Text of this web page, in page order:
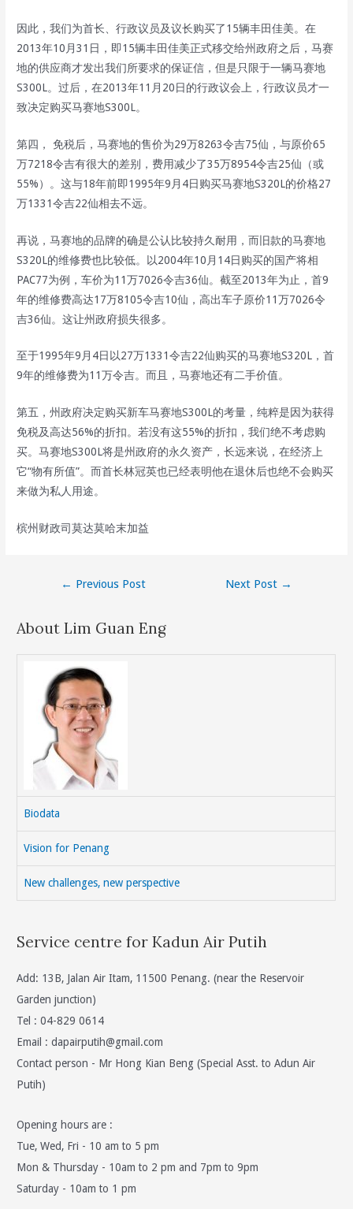
因此，我们为首长、行政议员及议长购买了15辆丰田佳美。在
2013年10月31日，即15辆丰田佳美正式移交给州政府之后，马赛
地的供应商才发出我们所要求的保证信，但是只限于一辆马赛地
S300L。过后，在2013年11月20日的行政议会上，行政议员才一
致决定购买马赛地S300L。
第四， 免税后，马赛地的售价为29万8263令吉75仙，与原价65
万7218令吉有很大的差别，费用减少了35万8954令吉25仙（或
55%）。这与18年前即1995年9月4日购买马赛地S320L的价格27
万1331令吉22仙相去不远。
再说，马赛地的品牌的确是公认比较持久耐用，而旧款的马赛地
S320L的维修费也比较低。以2004年10月14日购买的国产将相
PAC77为例，车价为11万7026令吉36仙。截至2013年为止，首9
年的维修费高达17万8105令吉10仙，高出车子原价11万7026令
吉36仙。这让州政府损失很多。
至于1995年9月4日以27万1331令吉22仙购买的马赛地S320L，首
9年的维修费为11万令吉。而且，马赛地还有二手价值。
第五，州政府决定购买新车马赛地S300L的考量，纯粹是因为获得
免税及高达56%的折扣。若没有这55%的折扣，我们绝不考虑购
买。马赛地S300L将是州政府的永久资产，长远来说，在经济上
它“物有所值”。而首长林冠英也已经表明他在退休后也绝不会购买
来做为私人用途。
槟州财政司莫达莫哈末加益
← Previous Post Next Post →
About Lim Guan Eng
Biodata
Vision for Penang
New challenges, new perspective
Service centre for Kadun Air Putih
Add: 13B, Jalan Air Itam, 11500 Penang. (near the Reservoir
Garden junction)
Tel : 04-829 0614
Email :dapairputih@gmail.com
Contact person - Mr Hong Kian Beng (Special Asst. to Adun Air
Putih)
Opening hours are :
Tue, Wed, Fri - 10 am to 5 pm
Mon & Thursday - 10am to 2 pm and 7pm to 9pm
Saturday - 10am to 1 pm